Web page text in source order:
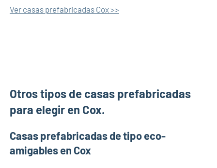
Ver casas prefabricadas Cox >>
Otros tipos de casas prefabricadas
para elegir en Cox.
Casas prefabricadas de tipo eco-
amigables en Cox